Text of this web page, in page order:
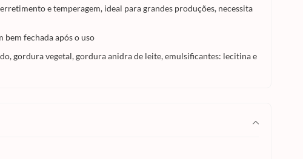
e temperagem, ideal para grandes produções, necessita
bem fechada após o uso
gordura vegetal, gordura anidra de leite, emulsificantes: lecitina e